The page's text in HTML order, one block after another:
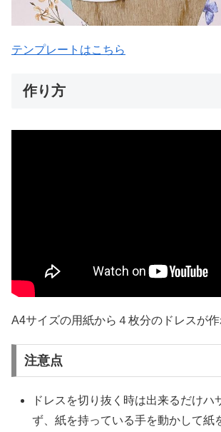
テンプレートはこちら
作り方
A4サイズの用紙から４枚分のドレスが作
注意点
ドレスを切り抜く時は出来るだけハ
ず、紙を持っている手を動かして紙